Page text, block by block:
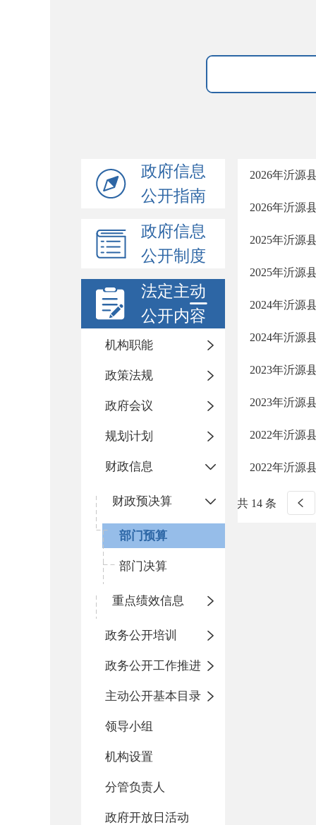
政府信息
公开指南
政府信息
公开制度
法定主动
公开内容
机构职能
政策法规
政府会议
规划计划
财政信息
财政预决算
部门预算
部门决算
重点绩效信息
政务公开培训
政务公开工作推进
主动公开基本目录
领导小组
机构设置
分管负责人
政府开放日活动
2026年沂源
2026年沂源
2025年沂源
2025年沂源
2024年沂源
2024年沂源
2023年沂源
2023年沂源
2022年沂源
2022年沂源
共 14 条